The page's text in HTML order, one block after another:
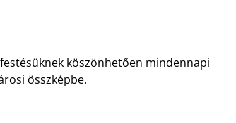
köszönhetően mindennapi
összképbe.